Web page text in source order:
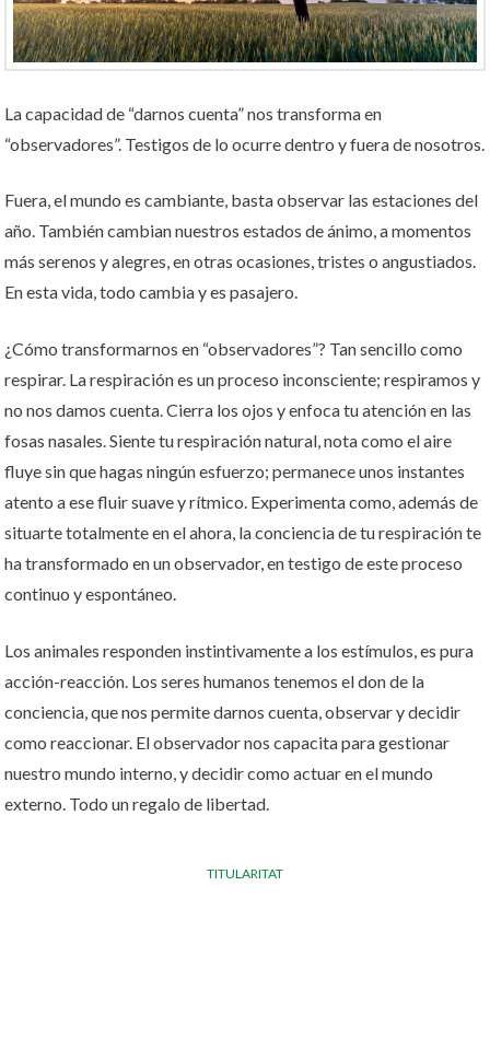
La capacidad de “darnos cuenta” nos transforma en
“observadores”. Testigos de lo ocurre dentro y fuera de nosotros.
Fuera, el mundo es cambiante, basta observar las estaciones del
año. También cambian nuestros estados de ánimo, a momentos
más serenos y alegres, en otras ocasiones, tristes o angustiados.
En esta vida, todo cambia y es pasajero.
¿Cómo transformarnos en “observadores”? Tan sencillo como
respirar. La respiración es un proceso inconsciente; respiramos y
no nos damos cuenta. Cierra los ojos y enfoca tu atención en las
fosas nasales. Siente tu respiración natural, nota como el aire
fluye sin que hagas ningún esfuerzo; permanece unos instantes
atento a ese fluir suave y rítmico. Experimenta como, además de
situarte totalmente en el ahora, la conciencia de tu respiración te
ha transformado en un observador, en testigo de este proceso
continuo y espontáneo.
Los animales responden instintivamente a los estímulos, es pura
acción-reacción. Los seres humanos tenemos el don de la
conciencia, que nos permite darnos cuenta, observar y decidir
como reaccionar. El observador nos capacita para gestionar
nuestro mundo interno, y decidir como actuar en el mundo
externo. Todo un regalo de libertad.
TITULARITAT